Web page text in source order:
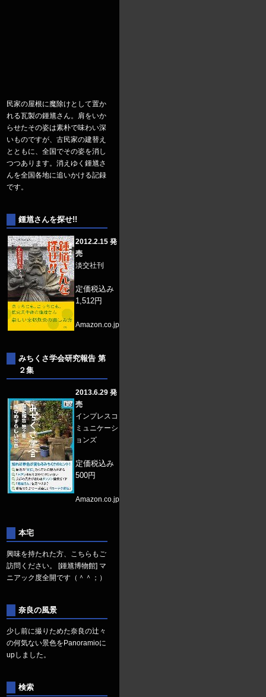
民家の屋根に魔除けとして置か
れる瓦製の鍾馗さん。肩をいか
らせたその姿は素朴で味わい深
いものですが、古民家の建替え
とともに、全国でその姿を消し
つつあります。消えゆく鍾馗さ
んを全国各地に追いかける記録
です。
鍾馗さんを探せ!!
2012.2.15 発
売
淡交社刊
定価税込み
1,512円
Amazon.co.jp
みちくさ学会研究報告 第
２集
2013.6.29 発
売
インプレスコ
ミュニケーシ
ョンズ
定価税込み
500円
Amazon.co.jp
本宅
興味を持たれた方、こちらもご
訪問ください。 [鍾馗博物館] マ
ニアック度全開です（＾＾；）
奈良の風景
少し前に撮りためた奈良の辻々
の何気ない景色を Panoramioに
upしました。
検索